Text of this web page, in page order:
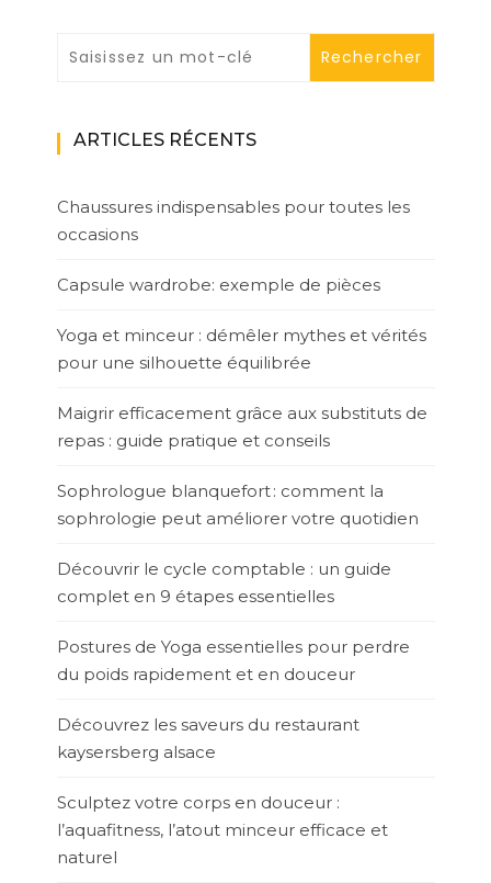
ARTICLES RÉCENTS
Chaussures indispensables pour toutes les
occasions
Capsule wardrobe: exemple de pièces
Yoga et minceur : démêler mythes et vérités
pour une silhouette équilibrée
Maigrir efficacement grâce aux substituts de
repas : guide pratique et conseils
Sophrologue blanquefort : comment la
sophrologie peut améliorer votre quotidien
Découvrir le cycle comptable : un guide
complet en 9 étapes essentielles
Postures de Yoga essentielles pour perdre
du poids rapidement et en douceur
Découvrez les saveurs du restaurant
kaysersberg alsace
Sculptez votre corps en douceur :
l’aquafitness, l’atout minceur efficace et
naturel